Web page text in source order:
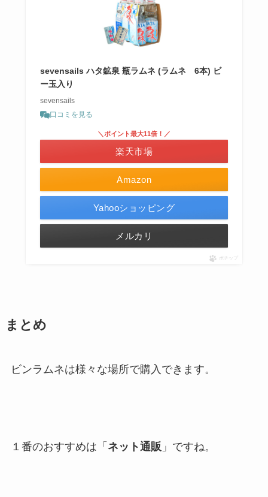
sevensails ハタ鉱泉 瓶ラムネ (ラムネ 6本) ビ
ー玉入り
sevensails
口コミを見る
Amazon
＼ポイント最大11倍！／
楽天市場
Yahooショッピング
メルカリ
ポチップ
まとめ
ビンラムネは様々な場所で購入できます。
１番のおすすめは「 ネット通販 」ですね。